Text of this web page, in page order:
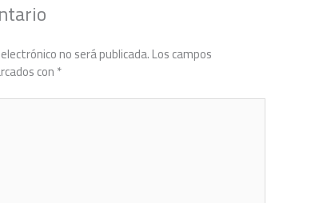
no será publicada.Los campos
con*